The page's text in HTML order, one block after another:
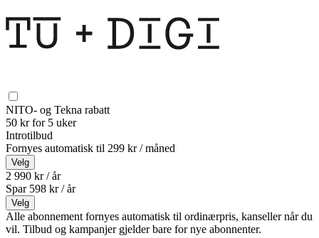
NITO- og Tekna rabatt
50 kr for 5 uker
Introtilbud
Fornyes automatisk til 299 kr / måned
Velg
2 990 kr / år
Spar 598 kr /år
Velg
Alle abonnement fornyes automatisk til ordinærpris, kanseller når du
vil. Tilbud og kampanjer gjelder bare for nye abonnenter.